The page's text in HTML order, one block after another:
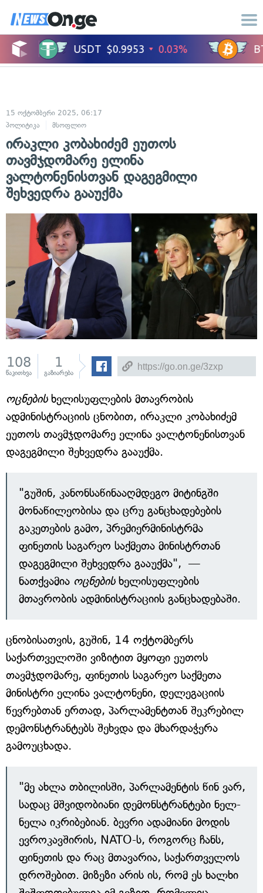
15 ოქტომბერი 2025, 06:17
პოლიტიკა
მსოფლიო
ირაკლი კობახიძემ ეუთოს
თავმჯდომარე ელინა
ვალტონენისთვან დაგეგმილი
შეხვედრა გააუქმა
108
წაკითხვა
1
გაზიარება
ოცნების ხელისუფლების მთავრობის
ადმინისტრაციის ცნობით, ირაკლი კობახიძემ
ეუთოს თავმჯდომარე ელინა ვალტონენისთვან
დაგეგმილი შეხვედრა გააუქმა.
"გუშინ, კანონსაწინააღმდეგო მიტინგში
მონაწილეობისა და ცრუ განცხადებების
გაკეთების გამო, პრემიერმინისტრმა
ფინეთის საგარეო საქმეთა მინისტრთან
დაგეგმილი შეხვედრა გააუქმა", ­ —
ნათქვამია ოცნების ხელისუფლების
მთავრობის ადმინისტრაციის განცხადებაში.
ცნობისათვის, გუშინ, 14 ოქტომბერს
საქართველოში ვიზიტით მყოფი ეუთოს
თავმჯდომარე, ფინეთის საგარეო საქმეთა
მინისტრი ელინა ვალტონენი, დელეგაციის
წევრებთან ერთად, პარლამენტთან შეკრებილ
დემონსტრანტებს შეხვდა და მხარდაჭერა
გამოუცხადა.
"მე ახლა თბილისში, პარლამენტის წინ ვარ,
სადაც მშვიდობიანი დემონსტრანტები ნელ-
ნელა იკრიბებიან. ბევრი ადამიანი მოდის
ევროკავშირის, NATO-ს, როგორც ჩანს,
ფინეთის და რაც მთავარია, საქართველოს
დროშებით. მიზეზი არის ის, რომ ეს ხალხი